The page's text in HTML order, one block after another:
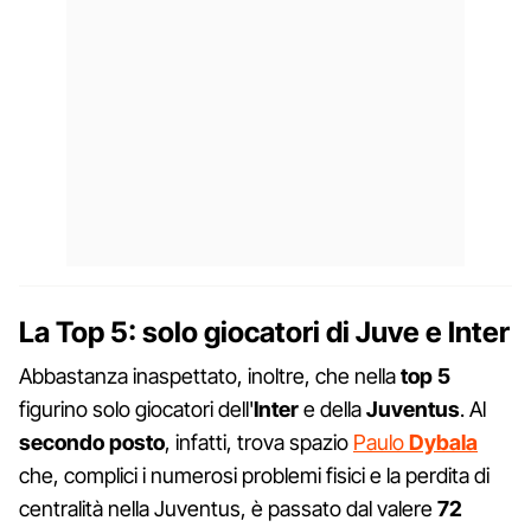
La Top 5: solo giocatori di Juve e Inter
Abbastanza inaspettato, inoltre, che nellatop 5
figurino solo giocatori dell'Intere dellaJuventus. Al
secondo posto, infatti, trova spazio PauloDybala
che, complici i numerosi problemi fisici e la perdita di
centralità nella Juventus, è passato dal valere72